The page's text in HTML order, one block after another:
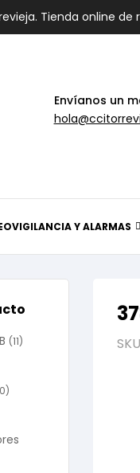
Tienda online
Envíanos un
Y ALARMAS
(11)